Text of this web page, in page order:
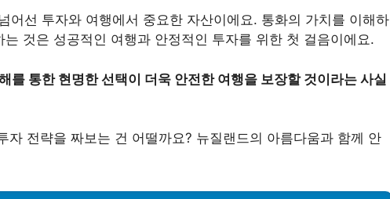
어선 투자와 여행에서 중요한 자산이에요. 통화의 가치를 이해하
것은 성공적인 여행과 안정적인 투자를 위한 첫 걸음이에요.
를 통한 현명한 선택이 더욱 안전한 여행을 보장할 것이라는 사실
자 전략을 짜보는 건 어떨까요? 뉴질랜드의 아름다움과 함께 안